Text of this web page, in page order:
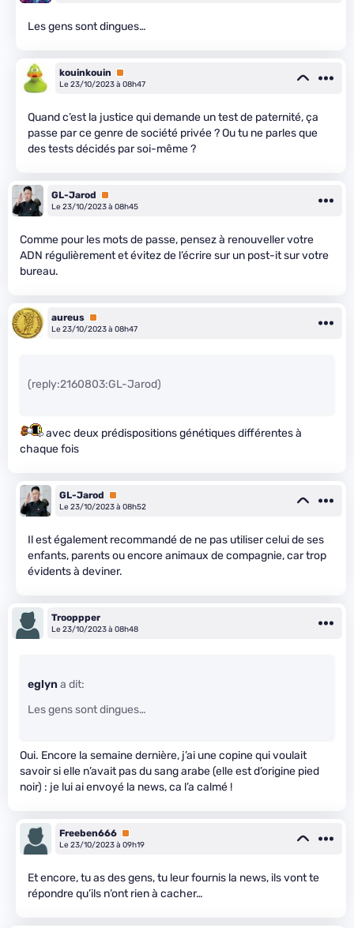
Les gens sont dingues…
kouinkouin
Premium
Le 23/10/2023 à 08h47
Quand c’est la justice qui demande un test de paternité, ça
passe par ce genre de société privée ? Ou tu ne parles que
des tests décidés par soi-même ?
GL-Jarod
Premium
Le 23/10/2023 à 08h45
Comme pour les mots de passe, pensez à renouveller votre
ADN régulièrement et évitez de l’écrire sur un post-it sur votre
bureau.
aureus Premium
Le 23/10/2023 à 08h47
(reply:2160803:GL-Jarod)
avec deux prédispositions génétiques différentes à
chaque fois
GL-Jarod
Premium
Le 23/10/2023 à 08h52
Il est également recommandé de ne pas utiliser celui de ses
enfants, parents ou encore animaux de compagnie, car trop
évidents à deviner.
Trooppper
Le 23/10/2023 à 08h48
eglyn a dit:
Les gens sont dingues…
Oui. Encore la semaine dernière, j’ai une copine qui voulait
savoir si elle n’avait pas du sang arabe (elle est d’origine pied
noir) : je lui ai envoyé la news, ca l’a calmé !
Freeben666 Premium
Le 23/10/2023 à 09h19
Et encore, tu as des gens, tu leur fournis la news, ils vont te
répondre qu’ils n’ont rien à cacher…